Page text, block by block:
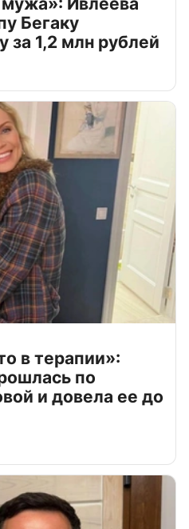
Бегаку
1,2 млн рублей
в терапии»:
по
и довела ее до